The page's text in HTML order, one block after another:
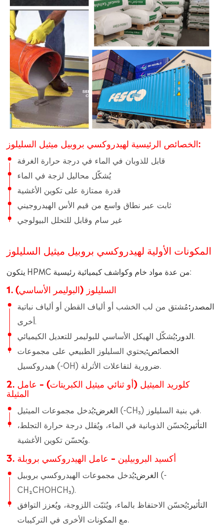
الخصائص الرئيسية لهيدروكسي بروبيل ميثيل السليلوز:
قابل للذوبان في الماء في درجة حرارة الغرفة
يُشكّل محاليل لزجة في الماء
قدرة ممتازة على تكوين الأغشية
ثابت عبر نطاق واسع من قيم الأس الهيدروجيني
غير سام وقابل للتحلل البيولوجي
المكونات الأولية لهيدروكسي بروبيل ميثيل السليلوز
يتكون HPMC من عدة مواد خام وكواشف كيميائية رئيسية:
1. السليلوز (البوليمر الأساسي)
المصدر:مُشتق من لب الخشب أو ألياف القطن أو ألياف نباتية
أخرى.
الدور:يُشكّل الهيكل الأساسي للبوليمر للتعديل الكيميائي.
الخصائص:يحتوي السليلوز الطبيعي على مجموعات
هيدروكسيل (-OH) ضرورية لتفاعلات الأثرلة.
2. كلوريد الميثيل (أو ثنائي ميثيل الكبريتات) – عامل
المثيلة
الغرض:
يُدخل مجموعات الميثيل (-CH₃) في بنية السليلوز.
التأثير:يُحسّن الذوبانية في الماء، ويُقلل درجة حرارة التجلط،
ويُحسّن تكوين الأغشية.
3. أكسيد البروبيلين – عامل الهيدروكسي بروبلة
الغرض:يُدخل مجموعات الهيدروكسي بروبيل (-
CH₂CHOHCH₃).
التأثير:يُحسّن الاحتفاظ بالماء، ويُثبّت اللزوجة، ويُعزز التوافق
مع المكونات الأخرى في التركيبات.